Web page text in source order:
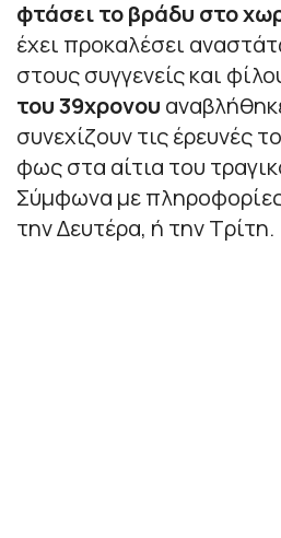
φτάσει το βράδυ στο
έχει προκαλέσει
στους συγγενείς και
του 39χρονου
συνεχίζουν τις έρευνές
φως στα αίτια του
Σύμφωνα με
την Δευτέρα, ή την Τρίτη.